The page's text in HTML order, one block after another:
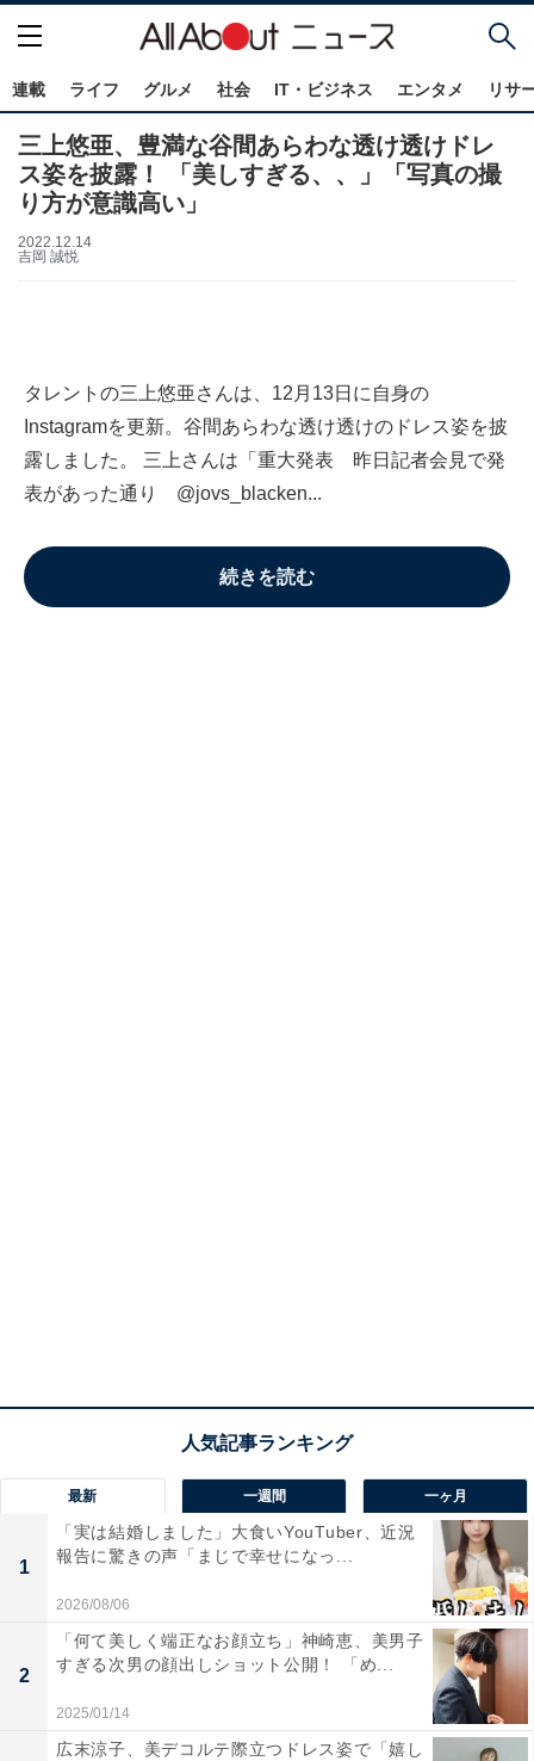
連載 ライフ グルメ 社会 IT・ビジネス エンタメ リサ
三上悠亜、豊満な谷間あらわな透け透けドレ
ス姿を披露！ 「美しすぎる、、」「写真の撮
り方が意識高い」
2022.12.14
吉岡 誠悦
タレントの三上悠亜さんは、12月13日に自身の
Instagramを更新。谷間あらわな透け透けのドレス姿を披
露しました。 三上さんは「重大発表 昨日記者会見で発
表があった通り @jovs_blacken...
続きを読む
最新 一週間 一ヶ月
1
「実は結婚しました」大食いYouTuber、近況
報告に驚きの声「まじで幸せになっ...
2026/08/06
2
「何て美しく端正なお顔立ち」神崎恵、美男子
すぎる次男の顔出しショット公開！ 「め...
2025/01/14
広末涼子、美デコルテ際立つドレス姿で「嬉し